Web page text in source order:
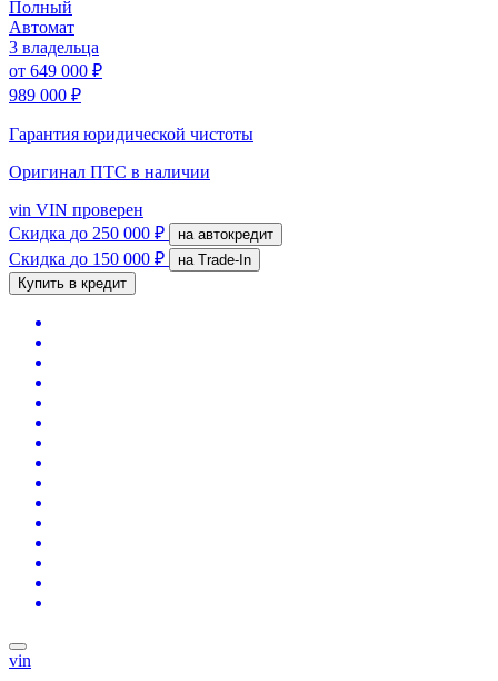
Полный
Автомат
3 владельца
от 649 000 ₽
989 000 ₽
Гарантия юридической чистоты
Оригинал ПТС в наличии
vin VIN проверен
Скидка до 250 000 ₽ на автокредит
Скидка до 150 000 ₽
на Trade-In
Купить в кредит
vin